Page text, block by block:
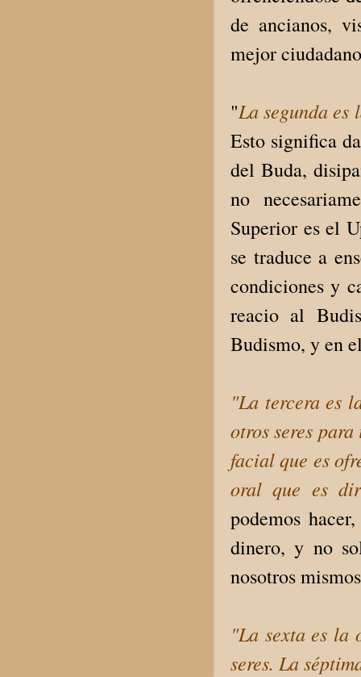
de ancianos,
mejor
"La segunda es
Esto significa
del Buda,
no
Superior es el
se traduce a
condiciones y
reacio al
Budismo, y en
"La tercera es
otros seres
facial que es
oral que es
podemos
dinero, y no
nosotros
"La sexta es la
seres. La